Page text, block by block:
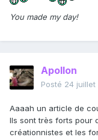
You made my day!
Apollon
Posté 24 juillet
Aaaah un article de
Ils sont très forts pour
créationnistes et les